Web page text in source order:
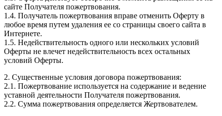
сайте Получателя пожертвования.
1.4. Получатель пожертвования вправе отменить Оферту в
любое время путем удаления ее со страницы своего сайта в
Интернете.
1.5. Недействительность одного или нескольких условий
Оферты не влечет недействительность всех остальных
условий Оферты.
2. Существенные условия договора пожертвования:
2.1. Пожертвование используется на содержание и ведение
уставной деятельности Получателя пожертвования.
2.2. Сумма пожертвования определяется Жертвователем.